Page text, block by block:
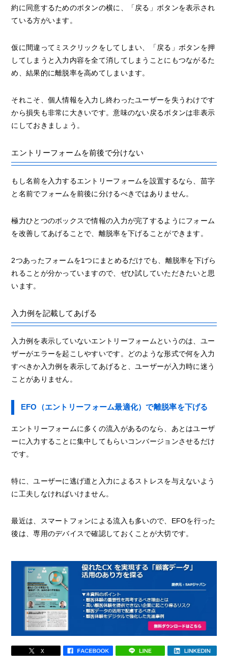
約に同意するためのボタンの横に、「戻る」ボタンを表示され
ている方がいます。
仮に間違ってミスクリックをしてしまい、「戻る」ボタンを押
してしまうと入力内容を全て消してしまうことにもつながるた
め、結果的に離脱率を高めてしまいます。
それこそ、個人情報を入力し終わったユーザーを失うわけです
から損失も非常に大きいです。意味のない戻るボタンは非表示
にしておきましょう。
エントリーフォームを前後で分けない
もし名前を入力するエントリーフォームを設置するなら、苗字
と名前でフォームを前後に分けるべきではありません。
極力ひとつのボックスで情報の入力が完了するようにフォーム
を改善してあげることで、離脱率を下げることができます。
2つあったフォームを1つにまとめるだけでも、離脱率を下げら
れることが分かっていますので、ぜひ試していただきたいと思
います。
入力例を記載してあげる
入力例を表示していないエントリーフォームというのは、ユー
ザーがエラーを起こしやすいです。どのような形式で何を入力
すべきか入力例を表示してあげると、ユーザーが入力時に迷う
ことがありません。
EFO（エントリーフォーム最適化）で離脱率を下げる
エントリーフォームに多くの流入があるのなら、あとはユーザ
ーに入力することに集中してもらいコンバージョンさせるだけ
です。
特に、ユーザーに逃げ道と入力によるストレスを与えないよう
に工夫しなければいけません。
最近は、スマートフォンによる流入も多いので、EFOを行った
後は、専用のデバイスで確認しておくことが大切です。